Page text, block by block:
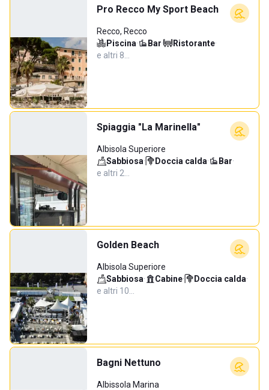
Pro Recco My Sport Beach
Recco, Recco
Piscina· Bar· Ristorante·
e altri 8…
Spiaggia "La Marinella"
Albisola Superiore
Sabbiosa· Doccia calda· Bar·
e altri 2…
Golden Beach
Albisola Superiore
Sabbiosa· Cabine· Doccia calda·
e altri 10…
Bagni Nettuno
Albissola Marina